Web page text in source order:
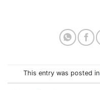
This entry was posted in